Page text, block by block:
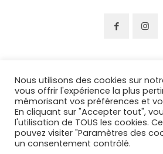
Nous utilisons des cookies sur
vous offrir l'expérience la plus
mémorisant vos préférences et
En cliquant sur "Accepter tout",
l'utilisation de TOUS les cookies.
pouvez visiter "Paramètres des
un consentement contrôlé.